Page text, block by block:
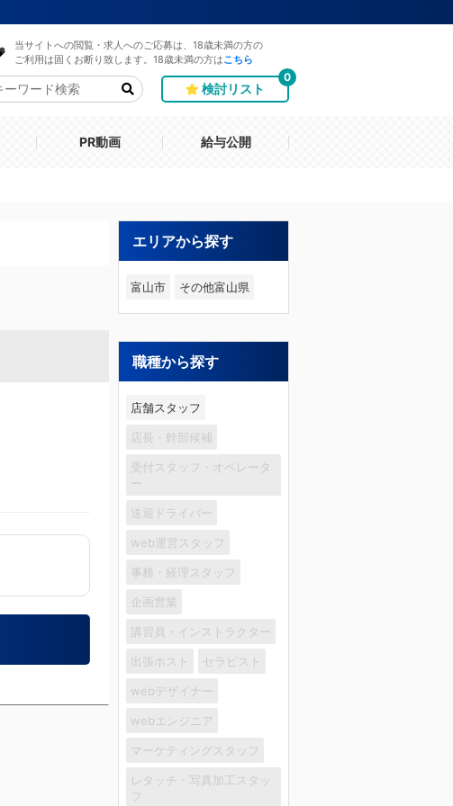
当サイトへの閲覧・求人へのご応募は、18歳未満の方の
ご利用は固くお断り致します。18歳未満の方は こちら
検討リスト
0
PR動画 給与公開
エリアから探す
富山市 その他富山県
職種から探す
店舗スタッフ
店長・幹部候補
受付スタッフ・オペレータ
ー
送迎ドライバー
web運営スタッフ
事務・経理スタッフ
企画営業
講習員・インストラクター
出張ホスト セラピスト
webデザイナー
webエンジニア
マーケティングスタッフ
レタッチ・写真加工スタッ
フ